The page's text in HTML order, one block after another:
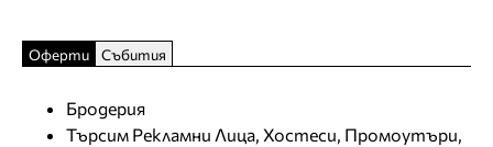
Оферти Събития
Бродерия
Търсим Рекламни Лица, Хостеси, Промоутъри,